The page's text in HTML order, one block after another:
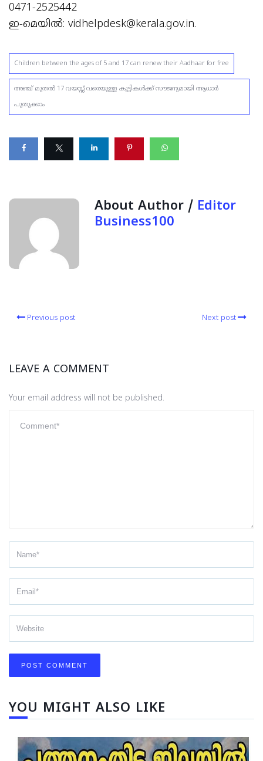
0471-2525442
ഇ-മെയില്‍: vidhelpdesk@kerala.gov.in.
Children between the ages of 5 and 17 can renew their Aadhaar for free
അഞ്ച് മുതല്‍ 17 വയസ്സ് വരെയുള്ള കുട്ടികള്‍ക്ക് സൗജന്യമായി ആധാര്‍
പുതുക്കാം
About Author / Editor
Business100
Previous post Next post
LEAVE A COMMENT
Your email address will not be published.
YOU MIGHT ALSO LIKE